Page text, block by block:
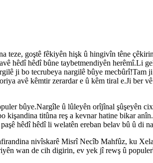
teze, goştê fêkiyên hişk û hingivîn têne
hêdî hêdî bûne taybetmendiyên herêmî.Li
ji bo tecrubeya nargilê bûye mecbûrî!Tam
avê kêmtir zerardar e û kêm tiral e.Ji ber
bûye.Nargîle û lûleyên orîjînal şûşeyên
kişandina titûna reş a kevnar hatine bikar
hêdî hêdî li welatên ereban belav bû û di
nivîskarê Misrî Necîb Mahfûz, ku
wan de cih digirin, ev yek jî rewş û